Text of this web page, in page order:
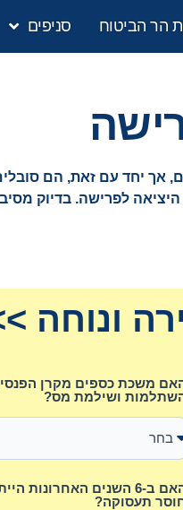
הר הביטוח סניפים
יחד עם זאת, הם
לפרישה. בדיוק
ונוחה
משכת כספים מקרן
ושילמת מס?
האם ב-6 השנים
תעסוקה?